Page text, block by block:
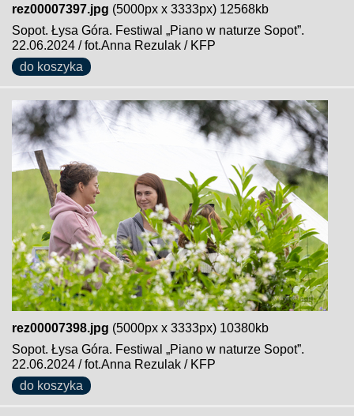
rez00007397.jpg (5000px x 3333px) 12568kb
Sopot. Łysa Góra. Festiwal „Piano w naturze Sopot”.
22.06.2024 / fot.Anna Rezulak / KFP
do koszyka
rez00007398.jpg (5000px x 3333px) 10380kb
Sopot. Łysa Góra. Festiwal „Piano w naturze Sopot”.
22.06.2024 / fot.Anna Rezulak / KFP
do koszyka